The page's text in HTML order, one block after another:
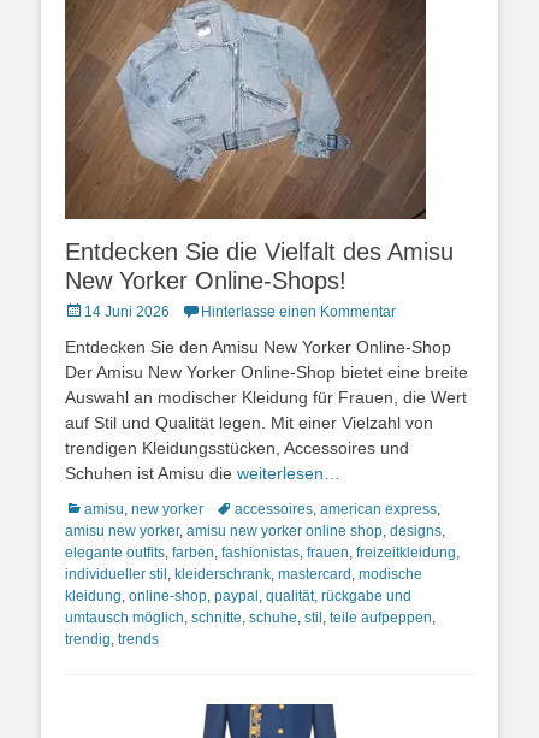
Entdecken Sie die Vielfalt des Amisu
New Yorker Online-Shops!
Posted
14 Juni 2026 Hinterlasse einen Kommentar
Entdecken Sie den Amisu New Yorker Online-Shop
Der Amisu New Yorker Online-Shop bietet eine breite
Auswahl an modischer Kleidung für Frauen, die Wert
auf Stil und Qualität legen. Mit einer Vielzahl von
trendigen Kleidungsstücken, Accessoires und
Schuhen ist Amisu die weiterlesen…
Kategorien
amisu new yorker Schlagworte
accessoires american express
amisu new yorker, amisu new yorker online shop designs
elegante outfits farben fashionistas frauen freizeitkleidung
individueller stil kleiderschrank mastercard modische
kleidung online-shop paypal qualität, rückgabe und
umtausch möglich schnitte schuhe stil teile aufpeppen
trendig trends